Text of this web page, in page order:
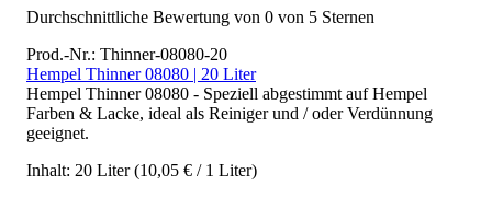
Durchschnittliche Bewertung von 0 von 5 Sternen
Prod.-Nr.: Thinner-08080-20
Hempel Thinner 08080 | 20 Liter
Hempel Thinner 08080 - Speziell abgestimmt auf Hempel
Farben & Lacke, ideal als Reiniger und / oder Verdünnung
geeignet.
Inhalt: 20 Liter(10,05 € / 1 Liter)